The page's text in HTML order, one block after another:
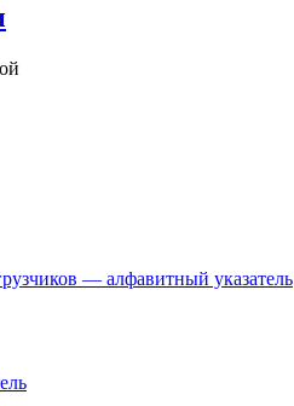
— алфавитный указатель